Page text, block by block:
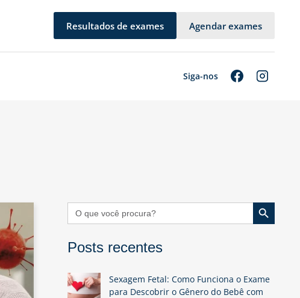
Resultados de exames Agendar exames
Siga-nos
Search
for:
Search Button
Posts recentes
Sexagem Fetal: Como Funciona o Exame
para Descobrir o Gênero do Bebê com